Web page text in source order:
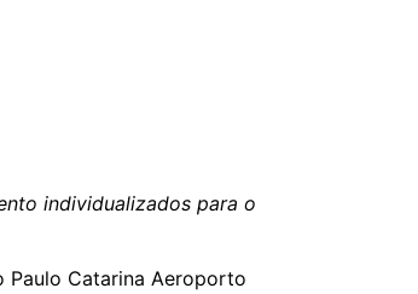
individualizados para o
Paulo Catarina Aeroporto